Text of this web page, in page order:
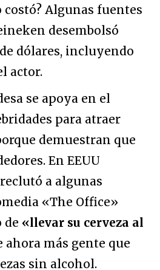
costó? Algunas fuentes
desembolsó
dólares, incluyendo
actor.
se apoya en el
para atraer
demuestran que
En EEUU
a algunas
«The Office»
de «llevar su cerveza al
ahora más gente que
sin alcohol.